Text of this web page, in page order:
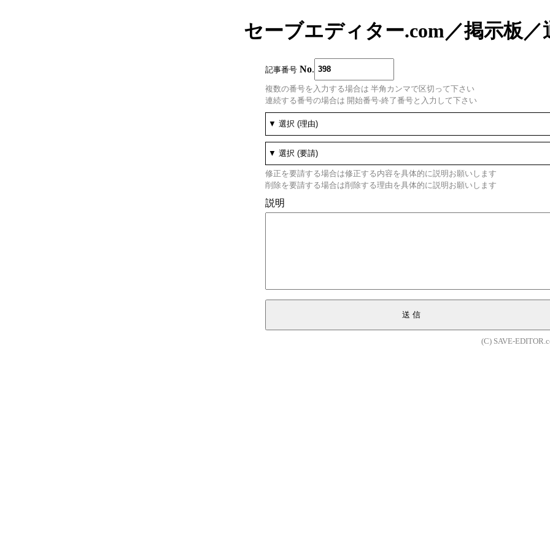
セーブエディター.com／掲示板／
記事番号 No
複数の番号を入力する場合は 半角カンマで区切って下さい
連続する番号の場合は 開始番号-終了番号と入力して下さい
修正を要請する場合は修正する内容を具体的に説明お願いします
削除を要請する場合は削除する理由を具体的に説明お願いします
説明
送信
(C) SAVE-